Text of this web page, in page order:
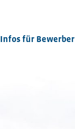
Infos für Bewerber